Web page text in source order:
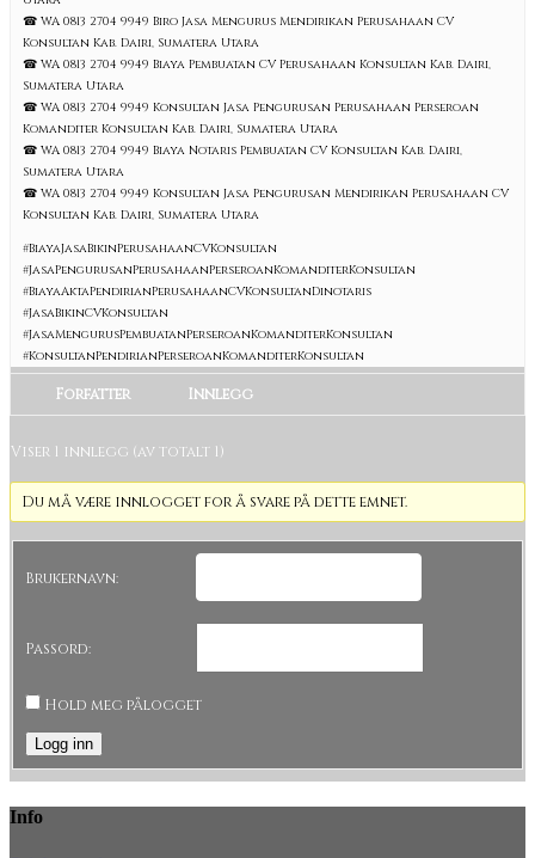
☎ WA 0813 2704 9949 Biro Jasa Mengurus Mendirikan Perusahaan CV
Konsultan Kab. Dairi, Sumatera Utara
☎ WA 0813 2704 9949 Biaya Pembuatan CV Perusahaan Konsultan Kab. Dairi,
Sumatera Utara
☎ WA 0813 2704 9949 Konsultan Jasa Pengurusan Perusahaan Perseroan
Komanditer Konsultan Kab. Dairi, Sumatera Utara
☎ WA 0813 2704 9949 Biaya Notaris Pembuatan CV Konsultan Kab. Dairi,
Sumatera Utara
☎ WA 0813 2704 9949 Konsultan Jasa Pengurusan Mendirikan Perusahaan CV
Konsultan Kab. Dairi, Sumatera Utara
#BiayaJasaBikinPerusahaanCVKonsultan
#JasaPengurusanPerusahaanPerseroanKomanditerKonsultan
#BiayaAktaPendirianPerusahaanCVKonsultanDinotaris
#JasaBikinCVKonsultan
#JasaMengurusPembuatanPerseroanKomanditerKonsultan
#KonsultanPendirianPerseroanKomanditerKonsultan
Forfatter Innlegg
Viser 1 innlegg (av totalt 1)
Du må være innlogget for å svare på dette emnet.
Brukernavn:
Passord:
Hold meg pålogget
Logg inn
Info